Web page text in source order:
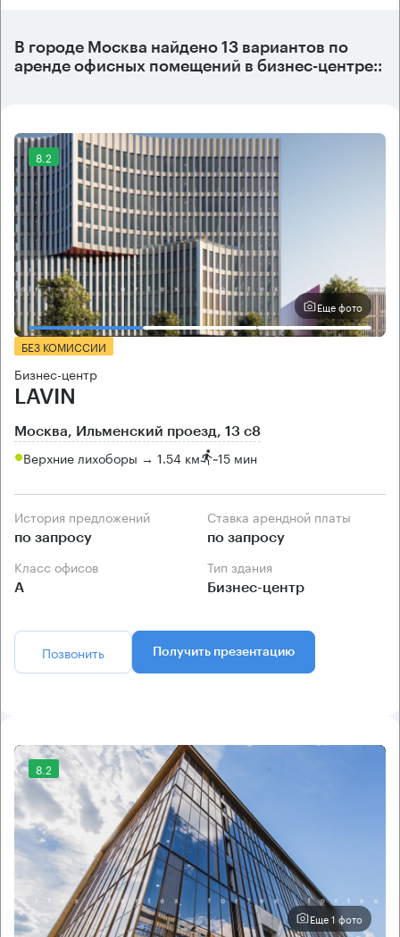
В городе Москва найдено 13 вариантов по
аренде офисных помещений в бизнес-центре::
8.2
Еще фото
БЕЗ КОМИССИИ
Бизнес-центр
LAVIN
Москва, Ильменский проезд, 13 с8
Верхние лихоборы → 1.54 км ~15 мин
История предложений
по запросу
Ставка арендной платы
по запросу
Класс офисов
А
Тип здания
Бизнес-центр
Позвонить Получить презентацию
8.2
Еще 1 фото